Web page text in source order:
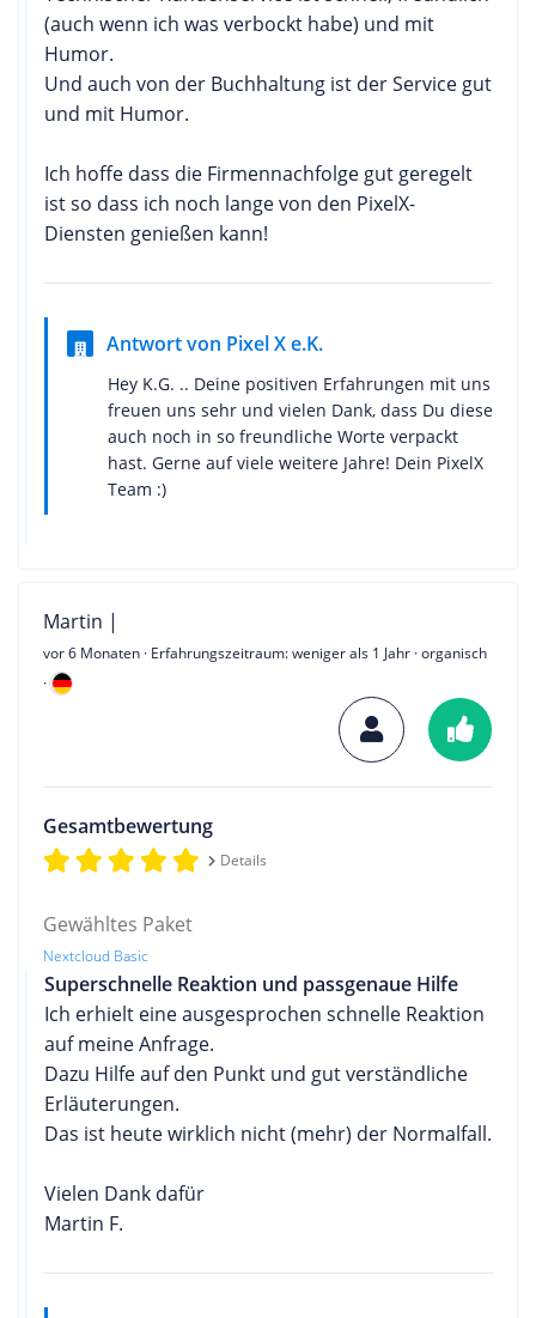
(auch wenn ich was verbockt habe) und mit
Humor.
Und auch von der Buchhaltung ist der Service gut
und mit Humor.
Ich hoffe dass die Firmennachfolge gut geregelt
ist so dass ich noch lange von den PixelX-
Diensten genießen kann!
Antwort von Pixel X e.K.
Hey K.G. .. Deine positiven Erfahrungen mit uns
freuen uns sehr und vielen Dank, dass Du diese
auch noch in so freundliche Worte verpackt
hast. Gerne auf viele weitere Jahre! Dein PixelX
Team :)
Martin |
vor 6 Monaten · Erfahrungszeitraum: weniger als 1 Jahr · organisch
·
Gesamtbewertung
Details
Gewähltes Paket
Nextcloud Basic
Superschnelle Reaktion und passgenaue Hilfe
Ich erhielt eine ausgesprochen schnelle Reaktion
auf meine Anfrage.
Dazu Hilfe auf den Punkt und gut verständliche
Erläuterungen.
Das ist heute wirklich nicht (mehr) der Normalfall.
Vielen Dank dafür
Martin F.